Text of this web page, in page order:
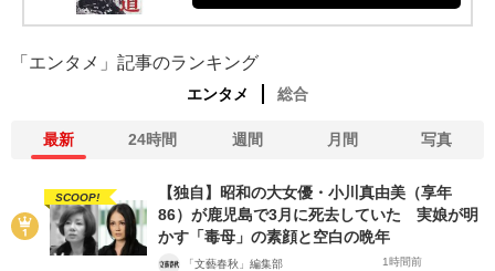
「エンタメ」記事のランキング
エンタメ 総合
最新 24時間 週間 月間 写真
SCOOP!
【独自】昭和の大女優・小川真由美（享年
86）が鹿児島で3月に死去していた 実娘が明
かす「毒母」の素顔と空白の晩年
「文藝春秋」編集部 1時間前